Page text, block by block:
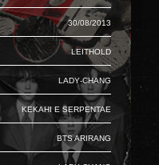
30/08/2013
Leithold
Lady-Chang
Kekahi e Serpentae
BTS Arirang